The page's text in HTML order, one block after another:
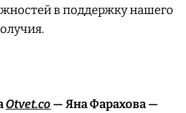
в поддержку нашего
Otvet.co — Яна Фарахова —